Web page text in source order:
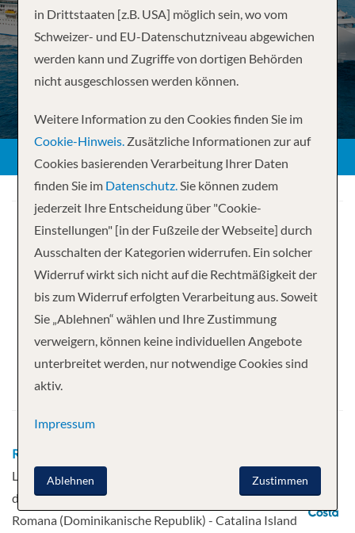
Ihre Kreuzfahrt
14 NächteCosta Pacifica
Abfahrt
Route
Lucie - Barbados - Guadeloupe - St. Kitts, Inseln über
dem Winde - Tortola, British Virgin Islands - La
Romana (Dominikanische Republik) - Catalina Island
in Drittstaaten [z.B. USA] möglich sein, wo vom
Schweizer- und EU-Datenschutzniveau abgewichen
werden kann und Zugriffe von dortigen Behörden
nicht ausgeschlossen werden können.
Weitere Information zu den Cookies finden Sie im
Cookie-Hinweis. Zusätzliche Informationen zur auf
Cookies basierenden Verarbeitung Ihrer Daten
finden Sie im Datenschutz.Sie können zudem
jederzeit Ihre Entscheidung über "Cookie-
Einstellungen" [in der Fußzeile der Webseite] durch
Ausschalten der Kategorien widerrufen. Ein solcher
Widerruf wirkt sich nicht auf die Rechtmäßigkeit der
bis zum Widerruf erfolgten Verarbeitung aus. Soweit
Sie „Ablehnen“ wählen und Ihre Zustimmung
verweigern, können keine individuellen Angebote
unterbreitet werden, nur notwendige Cookies sind
aktiv.
Impressum
Zustimmen
Ablehnen